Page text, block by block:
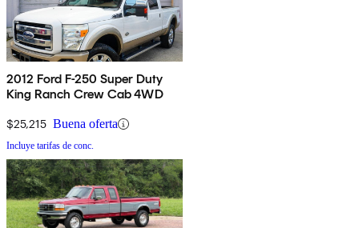
2012 Ford F-250 Super Duty
King Ranch Crew Cab 4WD
$25,215 Buena oferta
Incluye tarifas de conc.